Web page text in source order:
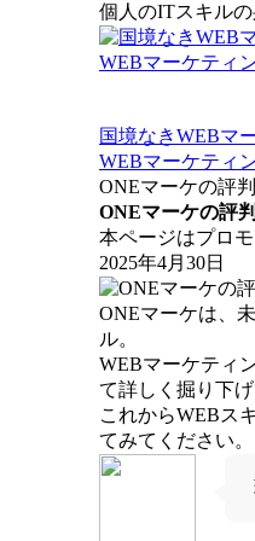
個人のITスキル
WEBマーケティ
国境なきWEBマ
WEBマーケティ
ONEマーケの評
ONEマーケの評
本ページはプロ
2025年4月30日
ONEマーケは、
ル。
WEBマーケティ
て詳しく掘り下
これからWEBス
てみてください。